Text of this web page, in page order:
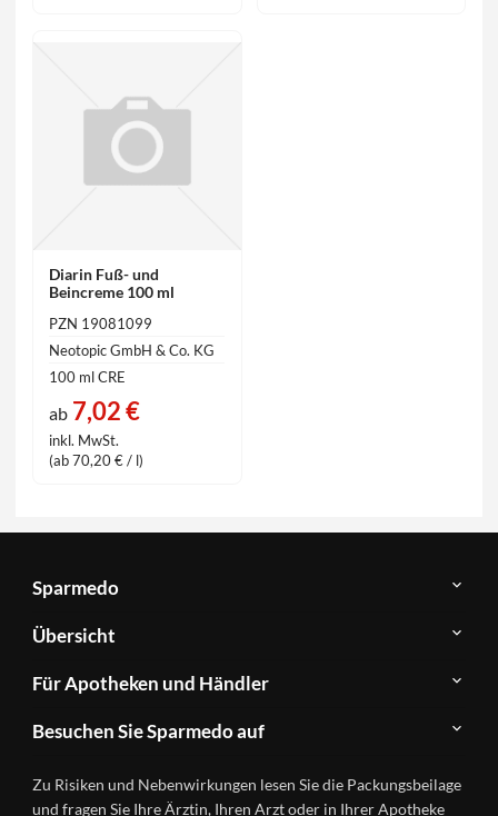
Diarin Fuß- und
Beincreme 100 ml
PZN 19081099
Neotopic GmbH & Co. KG
100 ml CRE
ab 7,02 €
inkl. MwSt.
(ab 70,20 € / l)
Sparmedo
Über
Sparmedo
FAQ
Kontakt
Datenschutz
Nutzungsbedingungen
Übersicht
Herstellerverzeichnis
Produkte
A-
Ratgeber
Für Apotheken und Händler
&
Händlerlogin
Besuchen Sie Sparmedo auf
Instagram
Zu Risiken und Nebenwirkungen lesen Sie die Packungsbeilage
und fragen Sie Ihre Ärztin, Ihren Arzt oder in Ihrer Apotheke